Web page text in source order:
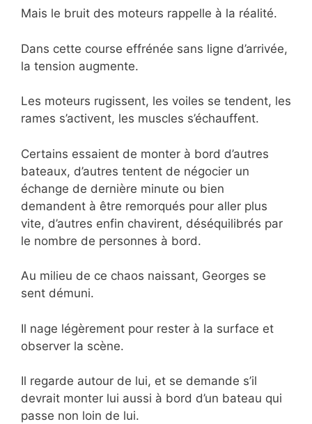
Mais le bruit des moteurs rappelle à la réalité.
Dans cette course effrénée sans ligne d’arrivée,
la tension augmente.
Les moteurs rugissent, les voiles se tendent, les
rames s’activent, les muscles s’échauffent.
Certains essaient de monter à bord d’autres
bateaux, d’autres tentent de négocier un
échange de dernière minute ou bien
demandent à être remorqués pour aller plus
vite, d’autres enfin chavirent, déséquilibrés par
le nombre de personnes à bord.
Au milieu de ce chaos naissant, Georges se
sent démuni.
Il nage légèrement pour rester à la surface et
observer la scène.
Il regarde autour de lui, et se demande s’il
devrait monter lui aussi à bord d’un bateau qui
passe non loin de lui.